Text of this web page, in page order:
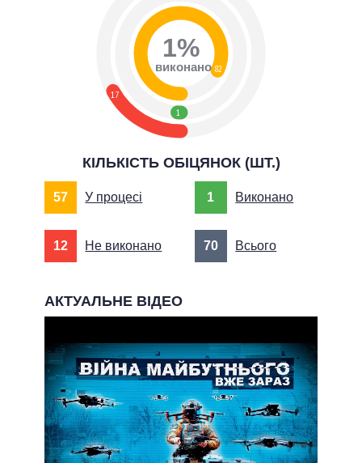
17
1
82
1%
виконано
КІЛЬКІСТЬ ОБІЦЯНОК (ШТ.)
57 У процесі 1 Виконано
12 Не виконано 70 Всього
АКТУАЛЬНЕ ВІДЕО